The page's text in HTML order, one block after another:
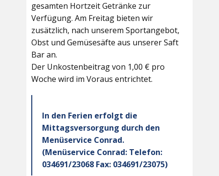
gesamten Hortzeit Getränke zur
Verfügung. Am Freitag bieten wir
zusätzlich, nach unserem Sportangebot,
Obst und Gemüsesäfte aus unserer Saft
Bar an.
Der Unkostenbeitrag von 1,00 € pro
Woche wird im Voraus entrichtet.
In den Ferien erfolgt die
Mittagsversorgung durch den
Menüservice Conrad.
(Menüservice Conrad: Telefon:
034691/23068 Fax: 034691/23075)